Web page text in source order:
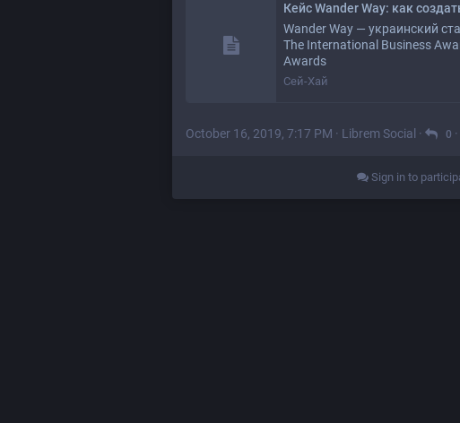
Кейс Wander Way: как
Wander Way — украинский
The International Business
Awards
Сей-Хай
October 16, 2019, 7:17 PM · Librem Social · 0 ·
Sign in to